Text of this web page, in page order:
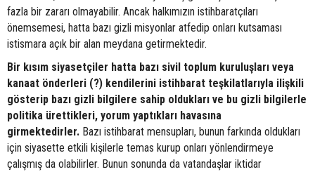
fazla bir zararı olmayabilir. Ancak halkımızın istihbaratçıları
önemsemesi, hatta bazı gizli misyonlar atfedip onları kutsaması
istismara açık bir alan meydana getirmektedir.
Bir kısım siyasetçiler hatta bazı sivil toplum kuruluşları veya
kanaat önderleri (?) kendilerini istihbarat teşkilatlarıyla ilişkili
gösterip bazı gizli bilgilere sahip oldukları ve bu gizli bilgilerle
politika ürettikleri, yorum yaptıkları havasına
girmektedirler. Bazı istihbarat mensupları, bunun farkında oldukları
için siyasette etkili kişilerle temas kurup onları yönlendirmeye
çalışmış da olabilirler. Bunun sonunda da vatandaşlar iktidar